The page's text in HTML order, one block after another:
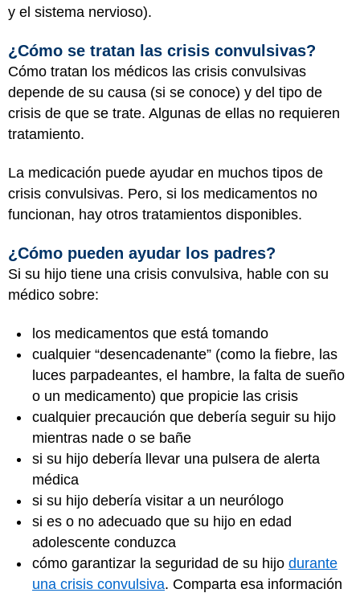
y el sistema nervioso).
¿Cómo se tratan las crisis convulsivas?
Cómo tratan los médicos las crisis convulsivas
depende de su causa (si se conoce) y del tipo de
crisis de que se trate. Algunas de ellas no requieren
tratamiento.
La medicación puede ayudar en muchos tipos de
crisis convulsivas. Pero, si los medicamentos no
funcionan, hay otros tratamientos disponibles.
¿Cómo pueden ayudar los padres?
Si su hijo tiene una crisis convulsiva, hable con su
médico sobre:
los medicamentos que está tomando
cualquier “desencadenante” (como la fiebre, las
luces parpadeantes, el hambre, la falta de sueño
o un medicamento) que propicie las crisis
cualquier precaución que debería seguir su hijo
mientras nade o se bañe
si su hijo debería llevar una pulsera de alerta
médica
si su hijo debería visitar a un neurólogo
si es o no adecuado que su hijo en edad
adolescente conduzca
cómo garantizar la seguridad de su hijo durante
una crisis convulsiva. Comparta esa información